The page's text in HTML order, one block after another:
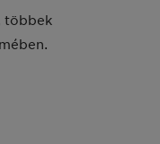
többek